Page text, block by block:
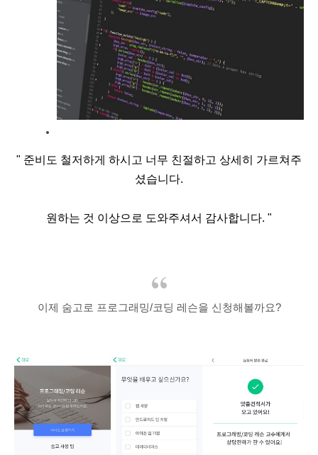
" 준비도 철저하게 하시고 너무 친절하고 상세히 가르쳐주
셨습니다.
원하는 것 이상으로 도와주셔서 감사합니다. "
이제 숨고로 프로그래밍/코딩 레슨을 신청해볼까요?